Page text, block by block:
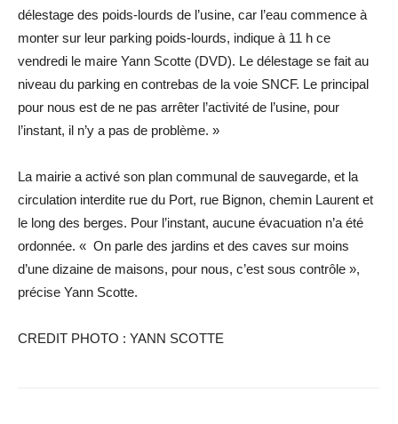
délestage des poids-lourds de l’usine, car l’eau commence à
monter sur leur parking poids-lourds, indique à 11 h ce
vendredi le maire Yann Scotte (DVD). Le délestage se fait au
niveau du parking en contrebas de la voie SNCF. Le principal
pour nous est de ne pas arrêter l’activité de l’usine, pour
l’instant, il n’y a pas de problème. »
La mairie a activé son plan communal de sauvegarde, et la
circulation interdite rue du Port, rue Bignon, chemin Laurent et
le long des berges. Pour l’instant, aucune évacuation n’a été
ordonnée. « On parle des jardins et des caves sur moins
d’une dizaine de maisons, pour nous, c’est sous contrôle »,
précise Yann Scotte.
CREDIT PHOTO : YANN SCOTTE